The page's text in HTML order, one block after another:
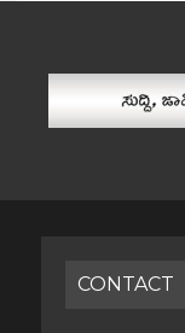
CONTACT